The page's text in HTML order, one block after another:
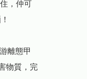
，仲可
離態甲
物質，完